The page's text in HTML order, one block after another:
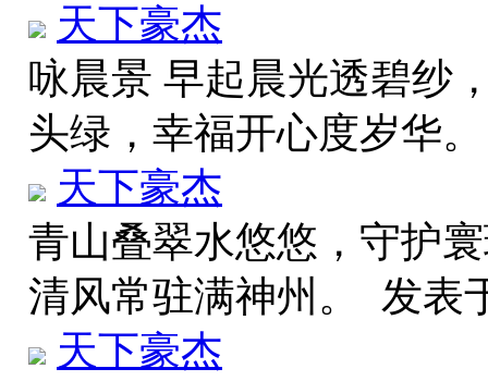
天下豪杰
咏晨景 早起晨光透碧纱
头绿，幸福开心度岁华
天下豪杰
青山叠翠水悠悠，守护
清风常驻满神州。 发表
天下豪杰